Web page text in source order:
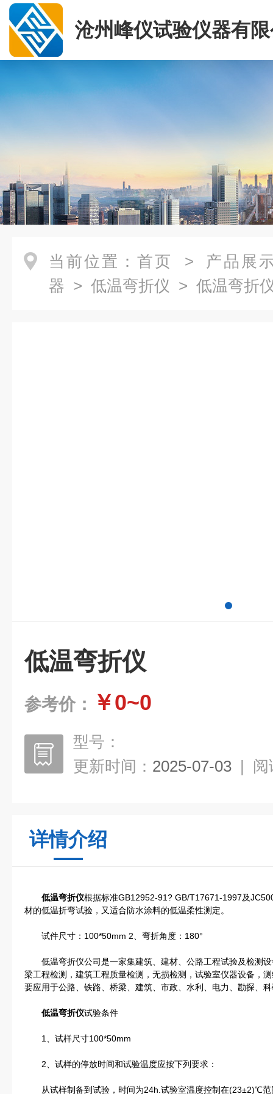
沧州峰仪试验仪器有
当前位置： 首页 > 产品展
器 > 低温弯折仪 > 低温弯折
低温弯折仪
参考价： ￥0~0
型号：
更新时间： 2025-07-03 | 阅
详情介绍
低温弯折仪根据标准GB12952-91? GB/T17671-1997及
材的低温折弯试验，又适合防水涂料的低温柔性测定。
试件尺寸：100*50mm 2、弯折角度：180°
低温弯折仪公司是一家集建筑、建材、公路工程试验及检测设
梁工程检测，建筑工程质量检测，无损检测，试验室仪器设备，
要应用于公路、铁路、桥梁、建筑、市政、水利、电力、勘探、
低温弯折仪试验条件
1、试样尺寸100*50mm
2、试样的停放时间和试验温度应按下列要求：
从试样制备到试验，时间为24h.试验室温度控制在(23±2)℃范